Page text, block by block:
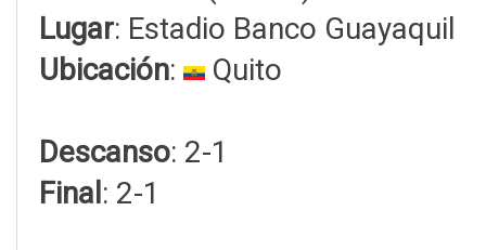
Lugar: Estadio Banco Guayaquil
Ubicación: Quito
Descanso: 2-1
Final : 2-1